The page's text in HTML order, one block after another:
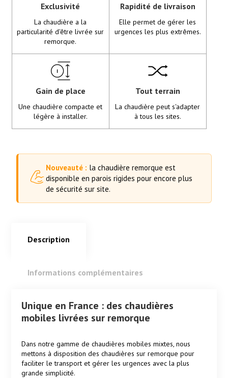
Exclusivité
La chaudière a la
particularité d'être livrée sur
remorque.
Rapidité de livraison
Elle permet de gérer les
urgences les plus extrêmes.
Gain de place
Une chaudière compacte et
légère à installer.
Tout terrain
La chaudière peut s'adapter
à tous les sites.
Nouveauté : la chaudière remorque est
disponible en parois rigides pour encore plus
de sécurité sur site.
Description
Informations complémentaires
Description
Unique en France : des chaudières
mobiles livrées sur remorque
Dans notre gamme de chaudières mobiles mixtes, nous
mettons à disposition des chaudières sur remorque pour
faciliter le transport et gérer les urgences avec la plus
grande simplicité.